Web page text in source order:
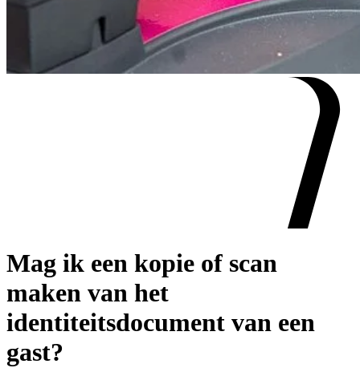
Mag ik een kopie of scan
maken van het
identiteitsdocument van een
gast?